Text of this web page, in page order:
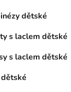
dětské
s laclem dětské
s laclem dětské